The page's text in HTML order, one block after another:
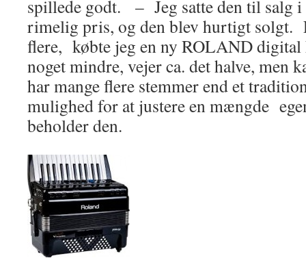
spillede godt. – Jeg satte den til salg
rimelig pris, og den blev hurtigt solgt.
flere, købte jeg en ny ROLAND digital
noget mindre, vejer ca. det halve, men
har mange flere stemmer end et
mulighed for at justere en mængde
beholder den.